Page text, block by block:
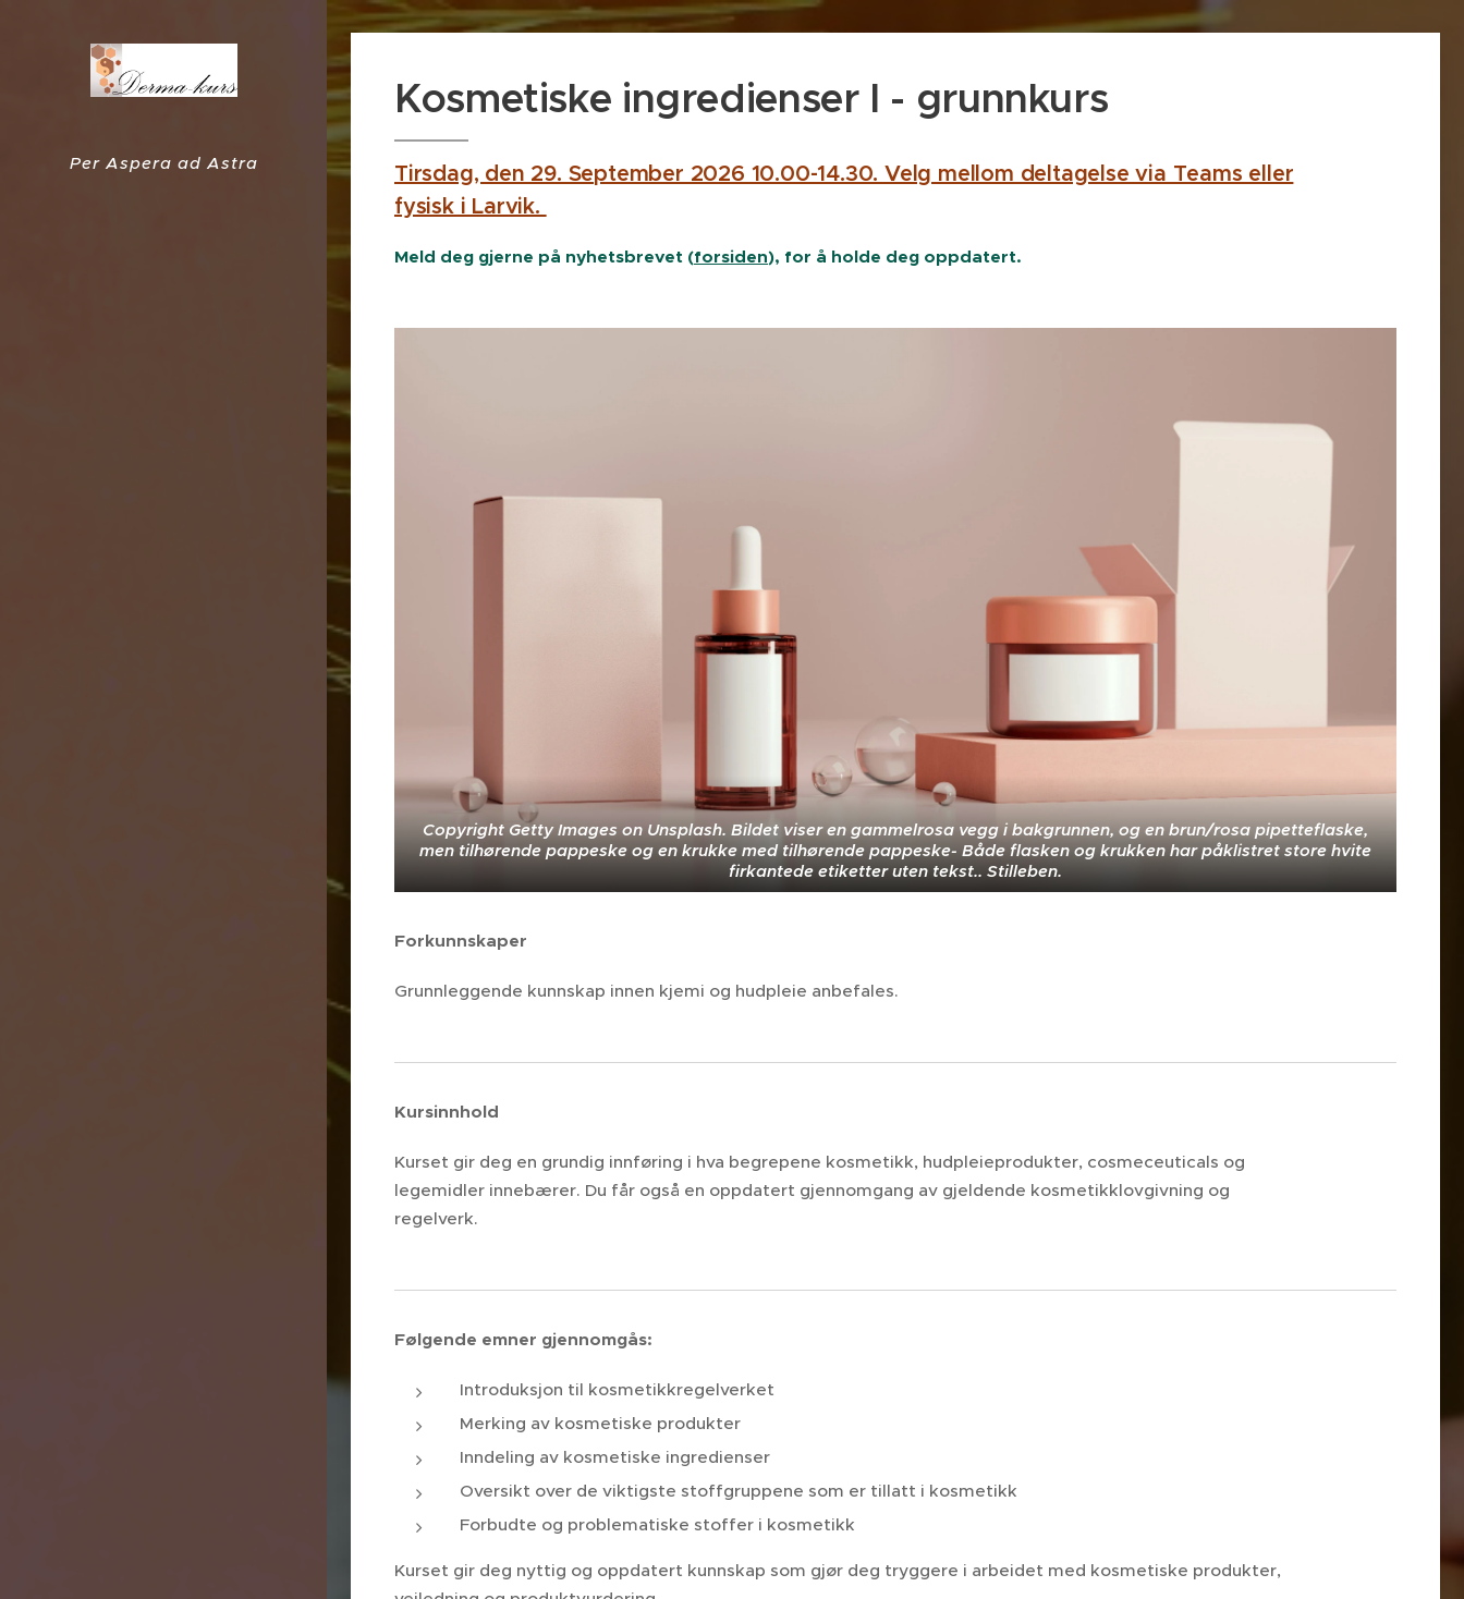
Per Aspera ad Astra
Kosmetiske ingredienser I - grunnkurs
Tirsdag, den 29. September 2026 10.00-14.30. Velg mellom deltagelse via Teams eller
fysisk i Larvik.
Meld deg gjerne på nyhetsbrevet (forsiden), for å holde deg oppdatert.
Copyright Getty Images on Unsplash. Bildet viser en gammelrosa vegg i bakgrunnen, og en brun/rosa pipetteflaske,
men tilhørende pappeske og en krukke med tilhørende pappeske- Både flasken og krukken har påklistret store hvite
firkantede etiketter uten tekst.. Stilleben.
Forkunnskaper
Grunnleggende kunnskap innen kjemi og hudpleie anbefales.
Kursinnhold
Kurset gir deg en grundig innføring i hva begrepene kosmetikk, hudpleieprodukter, cosmeceuticals og
legemidler innebærer. Du får også en oppdatert gjennomgang av gjeldende kosmetikklovgivning og
regelverk.
Følgende emner gjennomgås:
Introduksjon til kosmetikkregelverket
Merking av kosmetiske produkter
Inndeling av kosmetiske ingredienser
Oversikt over de viktigste stoffgruppene som er tillatt i kosmetikk
Forbudte og problematiske stoffer i kosmetikk
Kurset gir deg nyttig og oppdatert kunnskap som gjør deg tryggere i arbeidet med kosmetiske produkter,